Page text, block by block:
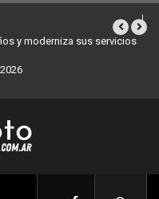
Notables y ya son 90 en toda